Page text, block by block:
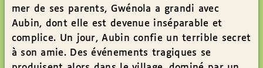
mer de ses parents, Gwénola a grandi avec
Aubin, dont elle est devenue inséparable et
complice. Un jour, Aubin confie un terrible secret
à son amie. Des événements tragiques se